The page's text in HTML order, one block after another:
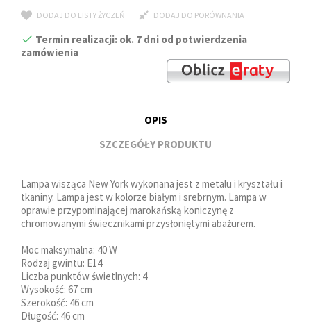
DODAJ DO LISTY ŻYCZEŃ DODAJ DO PORÓWNANIA
Termin realizacji: ok. 7 dni od potwierdzenia
zamówienia
OPIS
SZCZEGÓŁY PRODUKTU
Lampa wisząca New York wykonana jest z metalu i kryształu i
tkaniny. Lampa jest w kolorze białym i srebrnym. Lampa w
oprawie przypominającej marokańską koniczynę z
chromowanymi świecznikami przysłoniętymi abażurem.
Moc maksymalna: 40 W
Rodzaj gwintu: E14
Liczba punktów świetlnych: 4
Wysokość: 67 cm
Szerokość: 46 cm
Długość: 46 cm